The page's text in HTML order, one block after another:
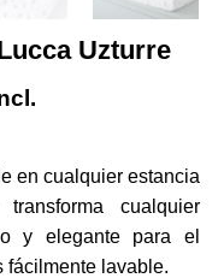
Uzturre
en cualquier estancia
cualquier
y elegante para el
fácilmente lavable.